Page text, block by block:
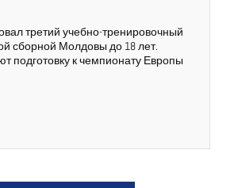
третий учебно-тренировочный
сборной Молдовы до 18 лет.
подготовку к чемпионату Европы